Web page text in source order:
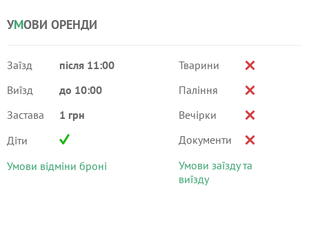
УМОВИ ОРЕНДИ
Заїзд
після 11:00
Виїзд
до 10:00
Застава
1 грн
Діти
Умови відміни броні
Тварини
Паління
Вечірки
Документи
Умови заїзду та
виїзду